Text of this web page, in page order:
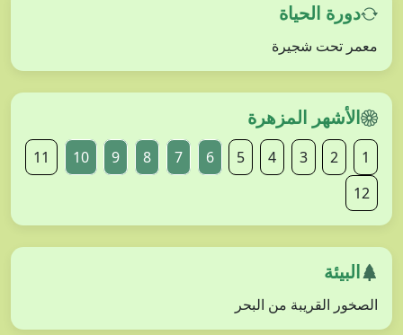
دورة الحياة
معمر تحت شجيرة
الأشهر المزهرة
1
2
3
4
5
6
7
8
9
10
11
12
البيئة
الصخور القريبة من البحر